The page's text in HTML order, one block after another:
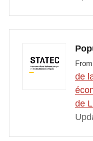
From
de
de